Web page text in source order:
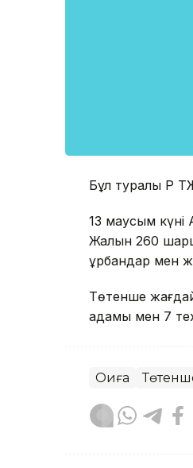
Бұл туралы ҚР
13 маусым күні
Жалын 260
Құрбандар мен
Төтенше
адамы мен 7
Оқиға